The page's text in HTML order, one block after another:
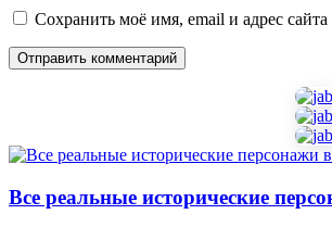
Сохранить моё имя, email и адрес
Все реальные исторические